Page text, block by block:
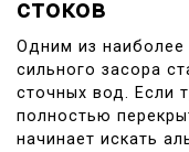
стоков
Одним из наиболее
сильного засора
сточных вод. Если
полностью
начинает искать